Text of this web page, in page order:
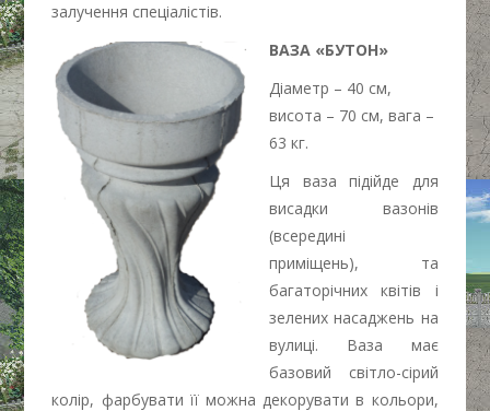
залучення спеціалістів.
ВАЗА «БУТОН»
Діаметр – 40 см,
висота – 70 см, вага –
63 кг.
Ця ваза підійде для
висадки вазонів
(всередині
приміщень), та
багаторічних квітів і
зелених насаджень на
вулиці. Ваза має
базовий світло-сірий
колір, фарбувати її можна декорувати в кольори,